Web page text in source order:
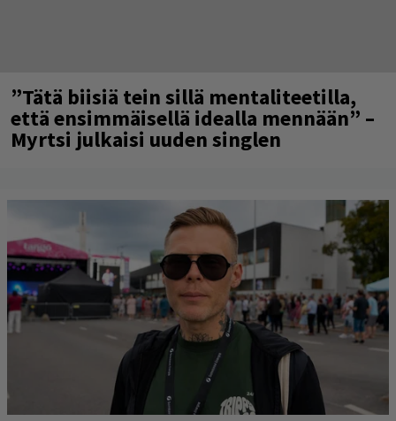
”Tätä biisiä tein sillä mentaliteetilla,
että ensimmäisellä idealla mennään” –
Myrtsi julkaisi uuden singlen